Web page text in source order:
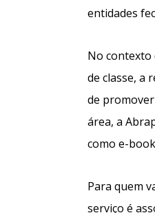
entidades
No contexto
de classe, a
de
área, a
como e-
Para quem
serviço é